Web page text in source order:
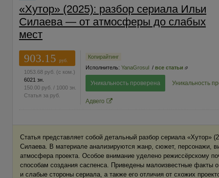
«Хутор» (2025): разбор сериала Ильи
Силаева — от атмосферы до слабых
мест
903.15
руб.
1053.68 руб. (с ком.)
6021 зн.
150.00 руб. / 1000 зн.
Статья за руб.
Копирайтинг
Исполнитель: YanaGrosul / все статьи
Уникальность проверена Уникальность
Адвего
Статья представляет собой детальный разбор сериала «Хутор»
Силаева. В материале анализируются жанр, сюжет, персонажи,
атмосфера проекта. Особое внимание уделено режиссёрскому
способам создания саспенса. Приведены малоизвестные факты
и слабые стороны сериала, а также его отличия от схожих